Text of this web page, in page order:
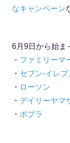
なキャンペーン
6月9日から始ま
・ ファミリーマ
・ セブン-イレブ
・ ローソン
・ デイリーヤマ
・ ポプラ